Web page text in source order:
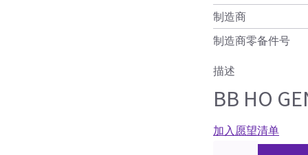
制造商
制造商零备件号
描述
BB HO
加入愿望清单